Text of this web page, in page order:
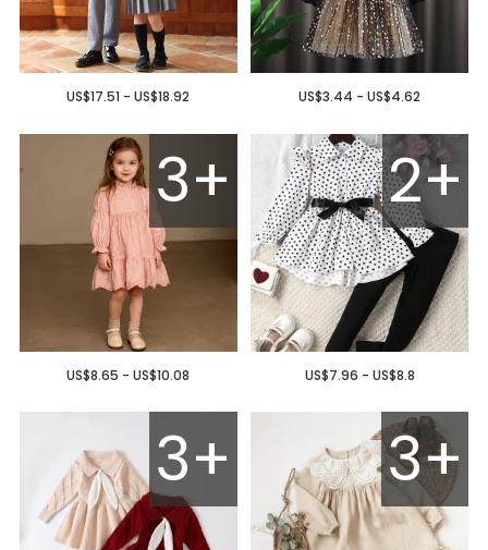
US$17.51 - US$18.92 US$3.44 - US$4.62
3+
US$8.65 - US$10.08
2+
US$7.96 - US$8.8
3+ 3+